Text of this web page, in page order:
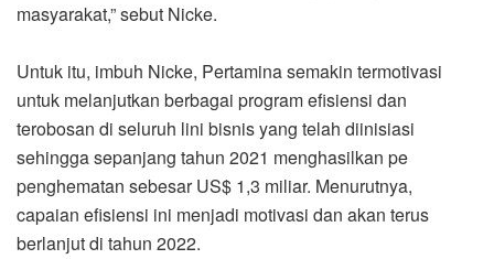
masyarakat,” sebut Nicke.
Untuk itu, imbuh Nicke, Pertamina semakin termotivasi
untuk melanjutkan berbagai program efisiensi dan
terobosan di seluruh lini bisnis yang telah diinisiasi
sehingga sepanjang tahun 2021 menghasilkan pe
penghematan sebesar US$ 1,3 miliar. Menurutnya,
capaian efisiensi ini menjadi motivasi dan akan terus
berlanjut di tahun 2022.